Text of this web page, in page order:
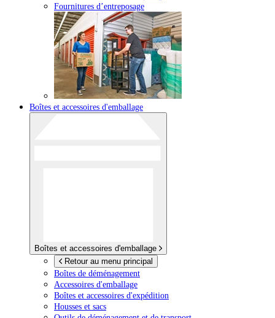
Fournitures d’entreposage
Boîtes et accessoires d'emballage
Boîtes et accessoires d'emballage
Retour au menu principal
Boîtes de déménagement
Accessoires d'emballage
Boîtes et accessoires d'expédition
Housses et sacs